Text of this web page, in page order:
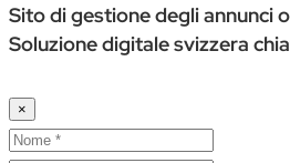
Sito di gestione degli annunci
Soluzione digitale svizzera
×